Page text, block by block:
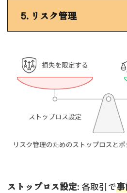
5. リスク管理
ストップロス設定: 各取引で